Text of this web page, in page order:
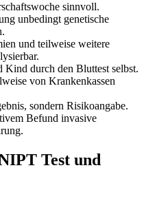
sinnvoll.
unbedingt genetische
und teilweise weitere
durch den Bluttest selbst.
von Krankenkassen
sondern Risikoangabe.
Befund invasive
Test und